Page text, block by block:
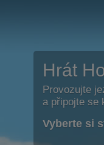
Hrát
Provozujte
a připojte se
Vyberte si